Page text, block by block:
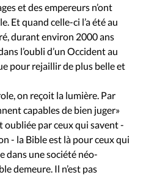
chrétienne
Chronique
Culture
Génération réveil
Monde
Eglises
Trait d'Ixène
et des empereurs n’ont
Et quand celle-ci l’a été au
durant environ 2000 ans
l’oubli d’un Occident au
pour rejaillir de plus belle et
on reçoit la lumière. Par
capables de bien juger»
oubliée par ceux qui savent -
- la Bible est là pour ceux qui
dans une société néo-
demeure. Il n’est pas